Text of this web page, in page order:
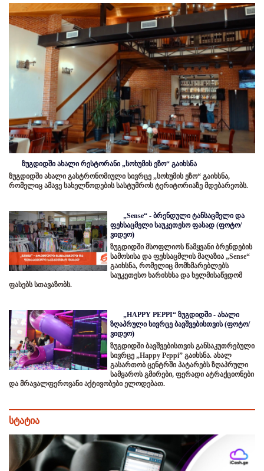
ზუგდიდში ახალი რესტორანი „სოხუმის ეზო“ გაიხსნა
ზუგდიდში ახალი გასტრონომიული სივრცე „სოხუმის ეზო“ გაიხსნა,
რომელიც ამავე სახელწოდების სასტუმროს ტერიტორიაზე მდებარეობს.
„Sense“ - ბრენდული ტანსაცმელი და
ფეხსაცმელი საუკეთესო ფასად (ფოტო/
ვიდეო)
ზუგდიდში მსოფლიოს წამყვანი ბრენდების
სამოსისა და ფეხსაცმლის მაღაზია „Sense“
გაიხსნა, რომელიც მომხმარებლებს
საუკეთესო ხარისხსა და ხელმისაწვდომ
ფასებს სთავაზობს.
„HAPPY PEPPI“ ზუგდიდში - ახალი
ზღაპრული სივრცე ბავშვებისთვის (ფოტო/
ვიდეო)
ზუგდიდში ბავშვებისთვის განსაკუთრებული
სივრცე „Happy Peppi” გაიხსნა. ახალ
გასართობ ცენტრში პატარებს ზღაპრული
სამყაროს გმირები, ფერადი ატრაქციონები
და მრავალფეროვანი აქტივობები ელოდებათ.
სტატია